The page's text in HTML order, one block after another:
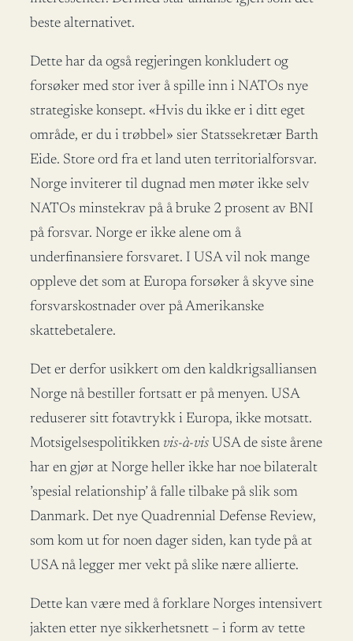
beste alternativet.
Dette har da også regjeringen konkludert og
forsøker med stor iver å spille inn i NATOs nye
strategiske konsept. «Hvis du ikke er i ditt eget
område, er du i trøbbel» sier Statssekretær Barth
Eide. Store ord fra et land uten territorialforsvar.
Norge inviterer til dugnad men møter ikke selv
NATOs minstekrav på å bruke 2 prosent av BNI
på forsvar. Norge er ikke alene om å
underfinansiere forsvaret. I USA vil nok mange
oppleve det som at Europa forsøker å skyve sine
forsvarskostnader over på Amerikanske
skattebetalere.
Det er derfor usikkert om den kaldkrigsalliansen
Norge nå bestiller fortsatt er på menyen. USA
reduserer sitt fotavtrykk i Europa, ikke motsatt.
Motsigelsespolitikken vis-à-vis USA de siste årene
har en gjør at Norge heller ikke har noe bilateralt
’spesial relationship’ å falle tilbake på slik som
Danmark. Det nye Quadrennial Defense Review,
som kom ut for noen dager siden, kan tyde på at
USA nå legger mer vekt på slike nære allierte.
Dette kan være med å forklare Norges intensivert
jakten etter nye sikkerhetsnett – i form av tette